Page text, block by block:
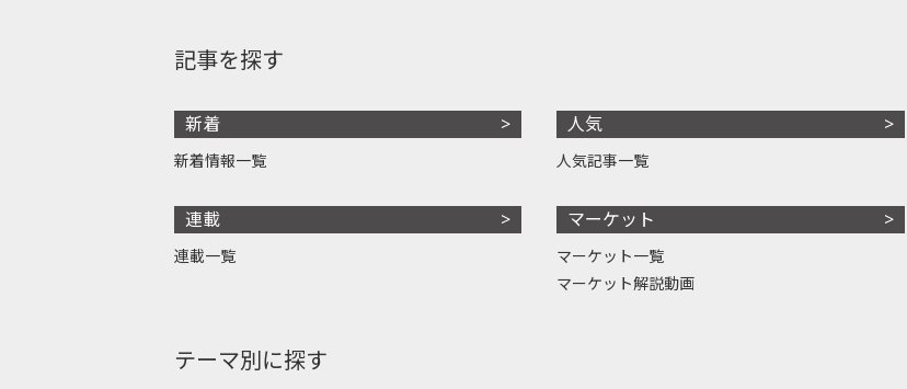
記事を探す
新着
新着情報一覧
連載
連載一覧
人気
人気記事一覧
マーケット
マーケット一覧
マーケット解説動画
テーマ別に探す